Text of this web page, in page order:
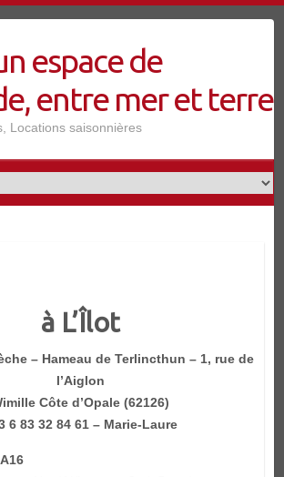
espace de
entre mer et terre
Locations saisonnières
à L’Îlot
– Hameau de Terlincthun – 1, rue de
l’Aiglon
Côte d’Opale (62126)
6 83 32 84 61 – Marie-Laure